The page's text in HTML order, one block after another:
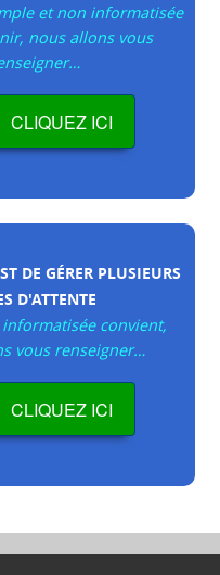
et non informatisée
nous allons vous
CLIQUEZ ICI
DE GÉRER PLUSIEURS
D'ATTENTE
convient,
vous renseigner…
CLIQUEZ ICI